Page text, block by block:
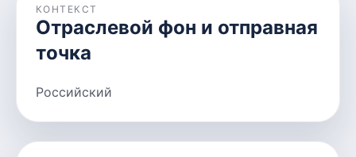
КОНТЕКСТ
Отраслевой фон и отправная
точка
Российский